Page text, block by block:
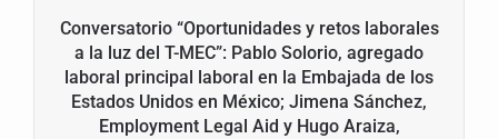
Conversatorio “Oportunidades y retos laborales
a la luz del T-MEC”: Pablo Solorio, agregado
laboral principal laboral en la Embajada de los
Estados Unidos en México; Jimena Sánchez,
Employment Legal Aid y Hugo Araiza,